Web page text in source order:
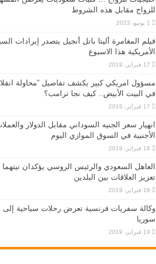
للزواج مقابل هذه الشروط
1 يونيو، 2023
فيلم المغامرة أليتا‭ ‬باتل أنجيل يتصدر إيرادات
الأمريكية هذا الاسبوع
17 فبراير، 2019
مسؤول امريكي كبير يكشف تفاصيل “محاولة
في البيت الأبيض.. كيف نجا ترامب؟
17 فبراير، 2019
انهيار سعر الجنيه السوداني مقابل الدولار
الأجنبية في السوق الموازي اليوم
18 فبراير، 2019
العاهل السعودي والرئيس الروسي يؤكدان نيتهما
تعزيز العلاقات بين البلدين
19 فبراير، 2019
وكالة سفريات فرنسية تعرض رحلات سياحية إلى
سوريا
19 فبراير، 2019